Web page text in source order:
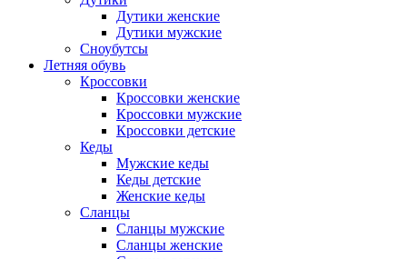
Дутики женские
Дутики мужские
Сноубутсы
Летняя обувь
Кроссовки
Кроссовки женские
Кроссовки мужские
Кроссовки детские
Кеды
Мужские кеды
Кеды детские
Женские кеды
Сланцы
Сланцы мужские
Сланцы женские